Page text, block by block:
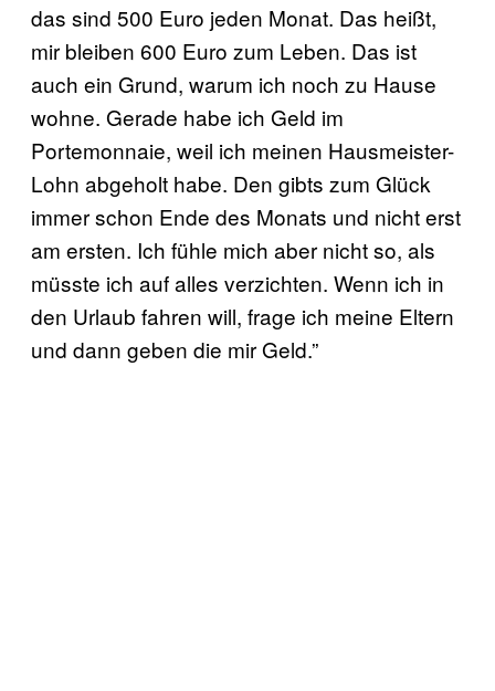
das sind 500 Euro jeden Monat. Das heißt,
mir bleiben 600 Euro zum Leben. Das ist
auch ein Grund, warum ich noch zu Hause
wohne. Gerade habe ich Geld im
Portemonnaie, weil ich meinen Hausmeister-
Lohn abgeholt habe. Den gibts zum Glück
immer schon Ende des Monats und nicht erst
am ersten. Ich fühle mich aber nicht so, als
müsste ich auf alles verzichten. Wenn ich in
den Urlaub fahren will, frage ich meine Eltern
und dann geben die mir Geld.”